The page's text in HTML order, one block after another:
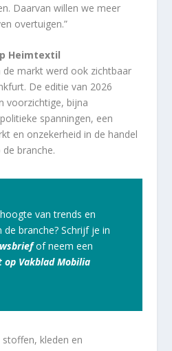
Daarvan willen we meer
overtuigen.”
Heimtextil
de markt werd ook zichtbaar
De editie van 2026
voorzichtige, bijna
spanningen, een
en onzekerheid in de handel
branche.
van trends en
branche? Schrijf je in
of neem een
op Vakblad Mobilia
kleden en